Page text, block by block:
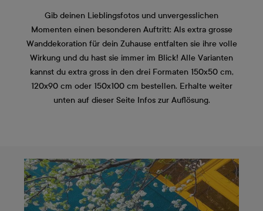
Gib deinen Lieblingsfotos und unvergesslichen
Momenten einen besonderen Auftritt: Als extra grosse
Wanddekoration für dein Zuhause entfalten sie ihre volle
Wirkung und du hast sie immer im Blick! Alle Varianten
kannst du extra gross in den drei Formaten 150x50 cm,
120x90 cm oder 150x100 cm bestellen. Erhalte weiter
unten auf dieser Seite Infos zur Auflösung.